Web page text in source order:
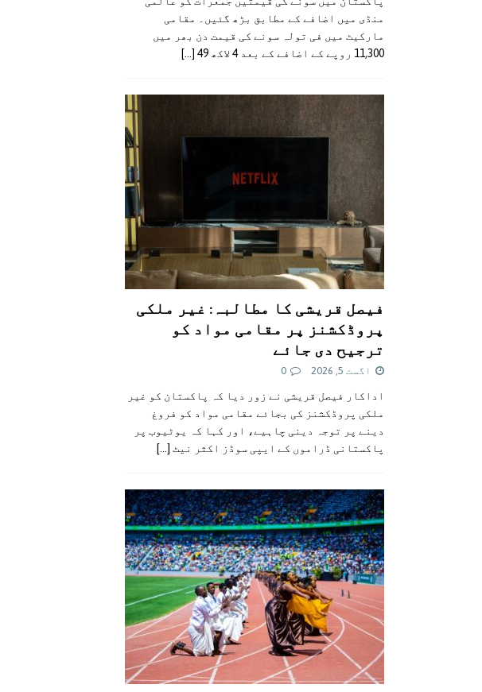
منڈی میں اضافے کے مطابق بڑھ گئیں۔ مقامی
مارکیٹ میں فی تولہ سونے کی قیمت دن بھر میں
11,300 روپے کے اضافے کے بعد 4 لاکھ 49
[...]
فیصل قریشی کا مطالبہ: غیر ملکی
پروڈکشنز پر مقامی مواد کو
ترجیح دی جائے
اگست 5, 2026 0
اداکار فیصل قریشی نے زور دیا کہ پاکستان کو غیر
ملکی پروڈکشنز کی بجائے مقامی مواد کو فروغ
دینے پر توجہ دینی چاہیے، اور کہا کہ یوٹیوب پر
پاکستانی ڈراموں کے ایپی سوڈز اکثر نیٹ [...]